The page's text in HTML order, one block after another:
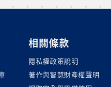
相關條款
隱私權政策說明
著作與智慧財產權聲明